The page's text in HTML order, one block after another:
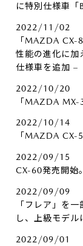
に特別仕様車
2022/11/02
「MAZDA CX-
性能の進化に加
仕様車を追加 –
2022/10/20
「MAZDA MX-
2022/10/14
「MAZDA CX-
2022/09/15
CX-60発売開始
2022/09/09
「フレア」を
し、上級モデ
2022/09/01